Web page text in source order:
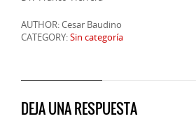
AUTHOR: Cesar Baudino
CATEGORY:Sin categoría
DEJA UNA RESPUESTA